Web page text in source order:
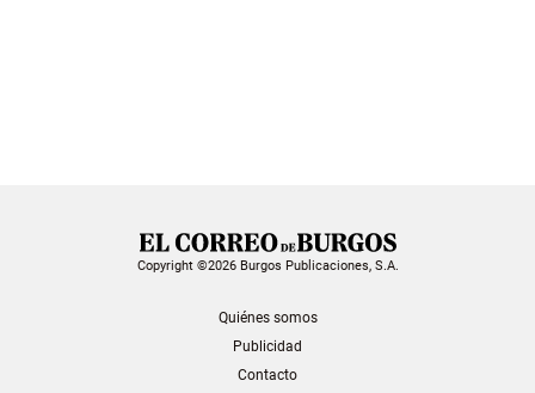
Copyright ©2026 Burgos Publicaciones, S.A.
Quiénes somos
Publicidad
Contacto